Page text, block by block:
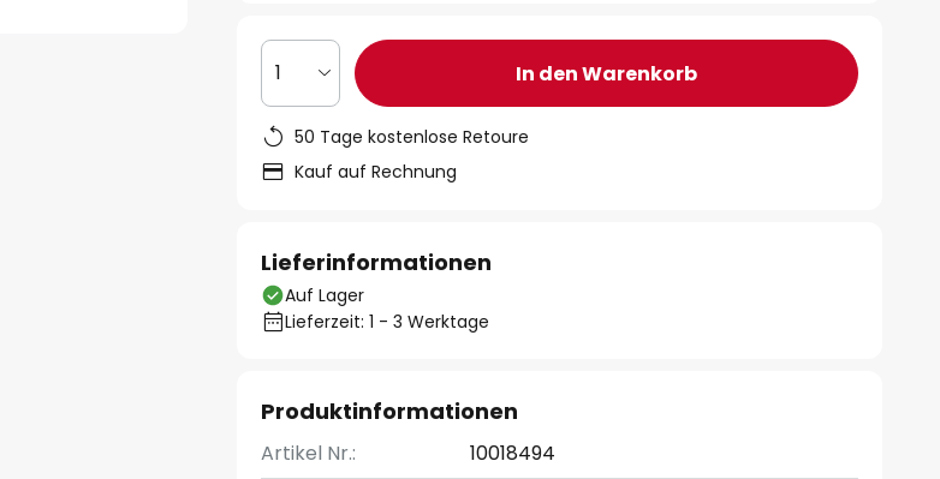
1 In den Warenkorb
50 Tage kostenlose Retoure
Kauf auf Rechnung
Lieferinformationen
Auf Lager
Lieferzeit: 1 - 3 Werktage
Produktinformationen
Artikel Nr.:
10018494